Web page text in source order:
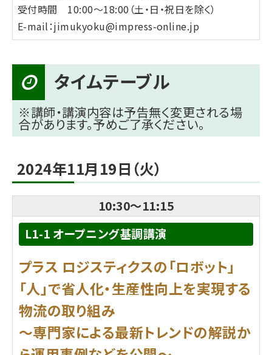
受付時間 10:00～18:00（土・日・祝日を除く）
E-mail：jimukyoku@impress-online.jp
タイムテーブル
※講師・講演内容は予告無く変更される場
合があります。予めご了承ください。
2024年11月19日（火）
10:30～11:15
L1-1 オープニング基調講演
プラス ロジスティクスの「ロボット」
「人」で省人化・生産性向上を実現する
物流の取り組み
～専門家による最新トレンドの解説か